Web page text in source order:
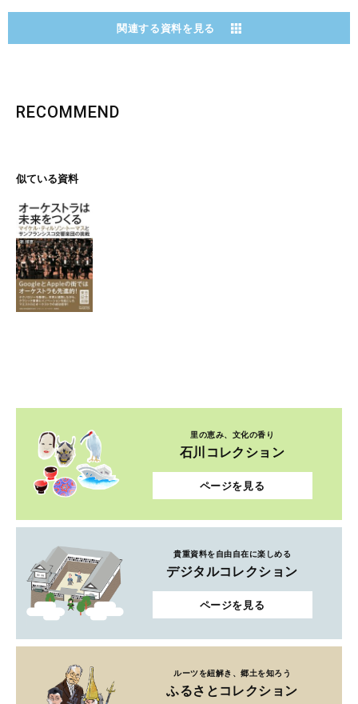
関連する資料を見る
RECOMMEND
似ている資料
里の恵み、文化の香り
石川コレクション
ページを見る
貴重資料を自由自在に楽しめる
デジタルコレクション
ページを見る
ルーツを紐解き、郷土を知ろう
ふるさとコレクション